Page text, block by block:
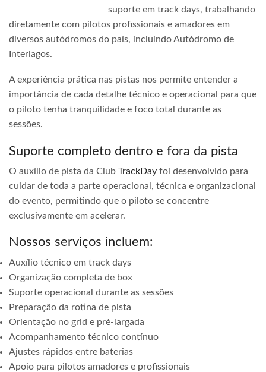
suporte em track days, trabalhando
diretamente com pilotos profissionais e amadores em
diversos autódromos do país, incluindo Autódromo de
Interlagos.
A experiência prática nas pistas nos permite entender a
importância de cada detalhe técnico e operacional para que
o piloto tenha tranquilidade e foco total durante as
sessões.
Suporte completo dentro e fora da pista
O auxílio de pista da Club TrackDay foi desenvolvido para
cuidar de toda a parte operacional, técnica e organizacional
do evento, permitindo que o piloto se concentre
exclusivamente em acelerar.
Nossos serviços incluem:
Auxílio técnico em track days
Organização completa de box
Suporte operacional durante as sessões
Preparação da rotina de pista
Orientação no grid e pré-largada
Acompanhamento técnico contínuo
Ajustes rápidos entre baterias
Apoio para pilotos amadores e profissionais